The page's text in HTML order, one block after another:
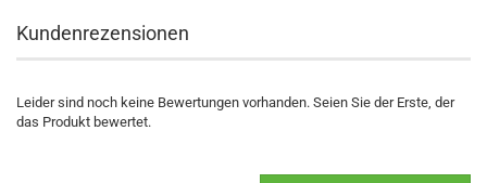
Kundenrezensionen
Leider sind noch keine Bewertungen vorhanden. Seien Sie der Erste, der
das Produkt bewertet.